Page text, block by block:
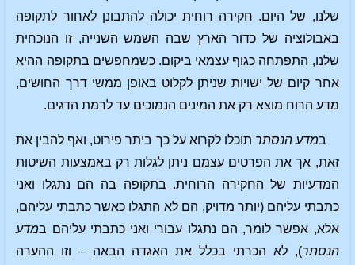
שלנו, של היום. חקירה רוחית יכולה להתבונן לאחור לתקופה
באבולוציה של כדור הארץ שבה השמש השנייה, זו הנוכחית
שלנו, התפתחה כגוף עצמאי ביקום. כשמחפשים בתקופה ההיא
אחר קיום של ישויות שניתן לקלוט באופן ממשי דרך החושים,
מדע הרוח מוצא רק את המינים הנמוכים עד לרמת הדגים.
במדע הנסתר תוכלו לקרוא על כך ביתר פירוט, ואף להבין את
זאת, אך את הפרטים עצמם ניתן לגלות רק באמצעות השיטות
המדעיות של החקירה הרוחית. בתקופה בה הם נתגלו ואני
כתבתי עליהם (יותר מדויק, הם לא התגלו כאשר כתבתי עליהם,
אלא, אפשר לומר, הם נתגלו עבורי ואני כתבתי עליהם במדע
הנסתר), לא הכרתי בכלל את האגדה הבאה – וזו ההערה